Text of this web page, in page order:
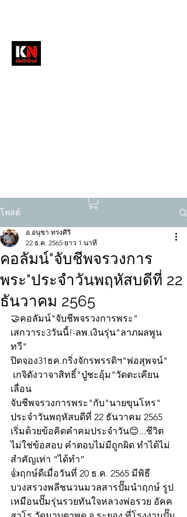
โพสต์
คอลัมน์"จับชีพจรวงการ
พระ"ประจำวันพฤหัสบดีที่ 22
ธันวาคม 2565
อ.อนุชา ทรงศิริ
22 ธ.ค. 2565 ยาว 1 นาที
🤝คอลัมน์"จับชีพจรวงการพระ"
เสกวาระ3วันนี้!-ลพ.เงินรุ่น"ลาภผลพูน
ทวี"
ปิดจอง31ธค.กริ่งจักรพรรดิฯ"พ่อสุพจน์"
เลื่อน
จับชีพจรวงการพระ"กับ"นายขุนโหร"
ประจำวันพฤหัสบดีที่ 22 ธันวาคม 2565
เริ่มด้วยข้อคิดคำคมประจำวัน😊...ชีวิต
ไม่ใช่ข้อสอบ คำตอบไม่มีถูกผิด ทำได้ไม่
สำคัญเท่า “ได้ทำ”
👍ฤกษ์ดีเมื่อวันที่ 20 ธ.ค. 2565 มีพิธี
บวงสรวงพลีชนวนมวลสารปั๊มนำฤกษ์ รูป
เหมือนปั๊มรุ่นรวยทันใจหลวงพ่อรวย อัคค